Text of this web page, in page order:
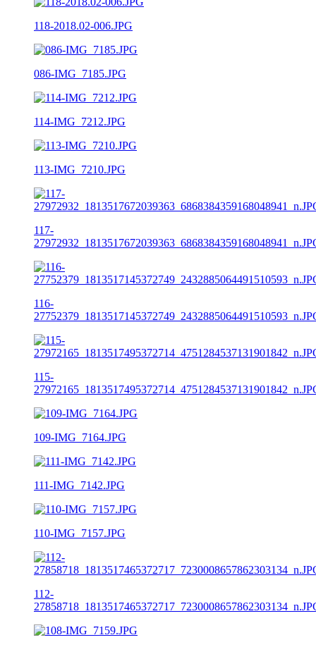
118-2018.02-006.JPG
086-IMG_7185.JPG
114-IMG_7212.JPG
113-IMG_7210.JPG
117-
116-
115-
109-IMG_7164.JPG
111-IMG_7142.JPG
110-IMG_7157.JPG
112-